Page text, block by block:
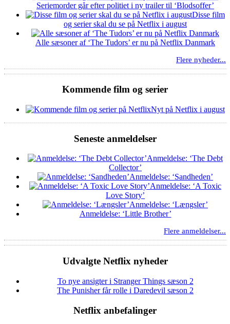
Seriemorder går efter politiet i ny trailer til ‘Blodsoffer’
Disse film
og serier skal du se på Netflix i august
Alle sæsoner af ‘The Tudors’ er nu på Netflix Danmark
Flere nyheder...
Kommende film og serier
Nyt på Netflix i august
Seneste anmeldelser
Anmeldelse: ‘The Debt
Collector’
Anmeldelse: ‘Sandheden’
Anmeldelse: ‘A Toxic
Love Story’
Anmeldelse: ‘Længsler’
Anmeldelse: ‘Little Brother’
Flere anmeldelser...
Udvalgte Netflix nyheder
To nye ansigter i Stranger Things sæson 2
The Punisher får rolle i Daredevil sæson 2
Netflix anbefalinger